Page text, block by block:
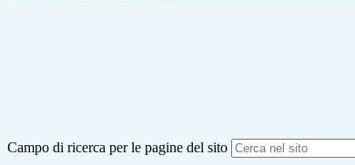
Campo di ricerca per le pagine del sito